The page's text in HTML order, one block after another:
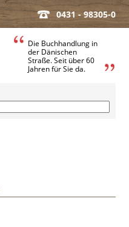
0431 - 98305-0
Die Buchhandlung in
der Dänischen
Straße. Seit über 60
Jahren für Sie da.